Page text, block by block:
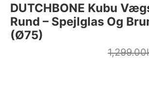
DUTCHBONE Kubu
Rund – Spejlglas Og
(Ø75)
1,299.00